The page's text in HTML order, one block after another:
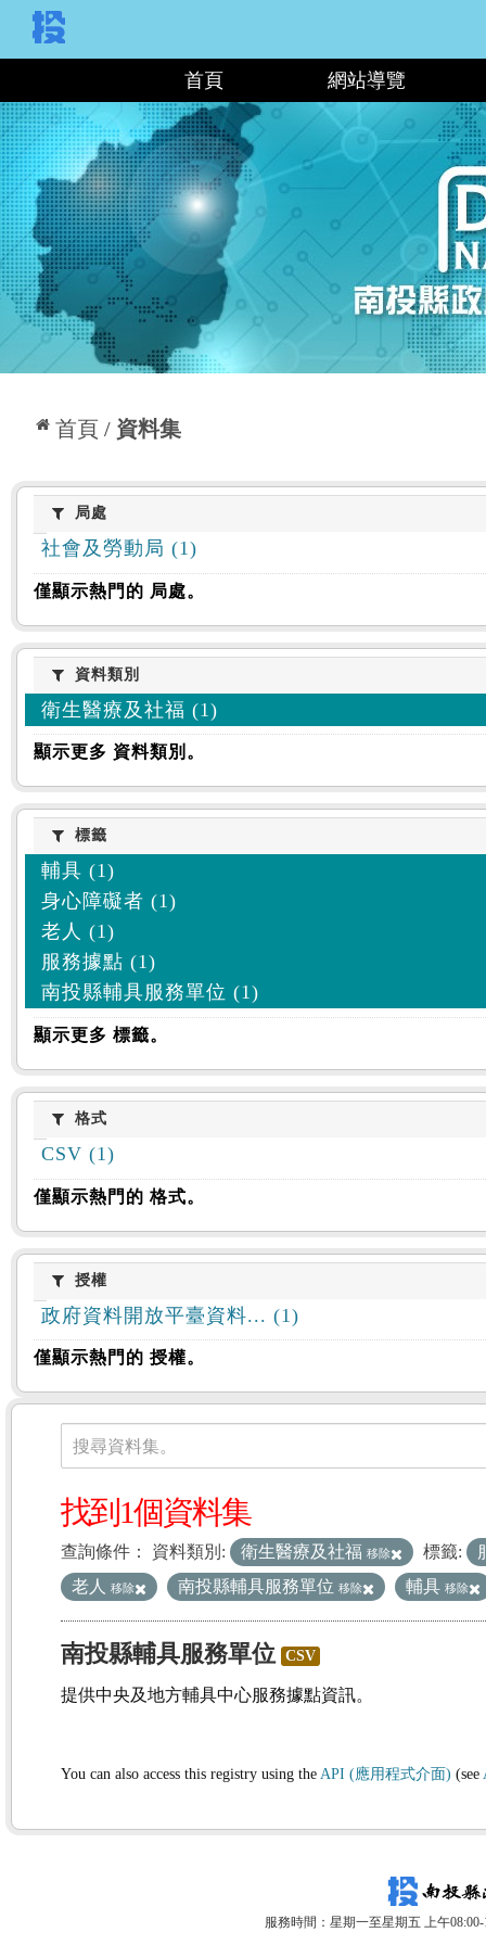
首頁 網站導覽
首頁 資料集
:::
局處局處
社會及勞動局 (1)
僅顯示熱門的 局處。
資料類別
資料類別
衛生醫療及社福 (1)
顯示更多 資料類別。
標籤標籤
輔具 (1)
身心障礙者 (1)
老人 (1)
服務據點 (1)
南投縣輔具服務單位 (1)
顯示更多 標籤。
格式格式
CSV (1)
僅顯示熱門的 格式。
授權授權
政府資料開放平臺資料... (1)
僅顯示熱門的 授權。
資料集
搜尋資料集。
找到1個資料集
查詢條件： 資料類別: 衛生醫療及社福 移除 標籤:
老人
移除 南投縣輔具服務單位 移除 輔具 移除
南投縣輔具服務單位 CSV
提供中央及地方輔具中心服務據點資訊。
You can also access this registry using the API (應用程式介面) (see
服務時間：星期一至星期五 上午